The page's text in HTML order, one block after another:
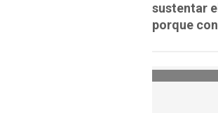
sustentar
porque